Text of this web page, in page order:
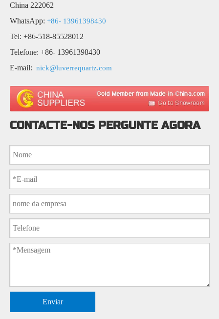
China 222062
WhatsApp: +86- 13961398430
Tel: +86-518-85528012
Telefone: +86- 13961398430
E-mail: nick@luverrequartz.com
CONTACTE-NOS PERGUNTE AGORA
Enviar